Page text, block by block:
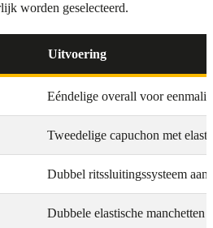
worden geselecteerd.
Uitvoering
Eéndelige overall voor
Tweedelige capuchon met
Dubbel ritssluitingssysteem aan
Dubbele elastische manchetten